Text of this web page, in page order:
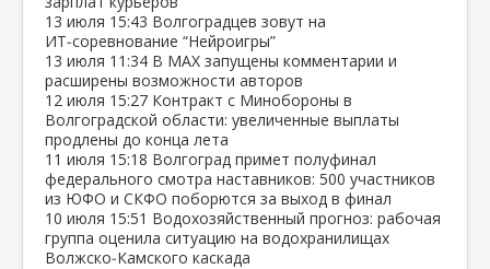
13 июля 15:43 Волгоградцев зовут на
ИТ‑соревнование “Нейроигры”
13 июля 11:34 В МАХ запущены комментарии и
расширены возможности авторов
12 июля 15:27 Контракт с Минобороны в
Волгоградской области: увеличенные выплаты
продлены до конца лета
11 июля 15:18 Волгоград примет полуфинал
федерального смотра наставников: 500 участников
из ЮФО и СКФО поборются за выход в финал
10 июля 15:51 Водохозяйственный прогноз: рабочая
группа оценила ситуацию на водохранилищах
Волжско‑Камского каскада